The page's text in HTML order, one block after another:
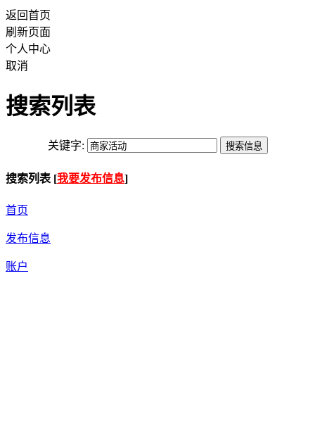
返回首页
刷新页面
个人中心
取消
搜索列表
关键字:
搜索列表 [我要发布信息]
首页
发布信息
账户